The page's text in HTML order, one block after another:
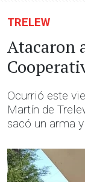
TRELEW
Atacaron
Ocurrió este
Martín de
sacó un arma